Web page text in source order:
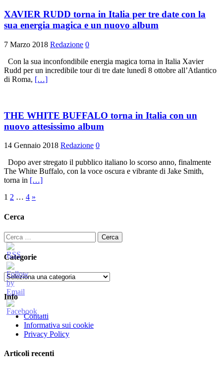
XAVIER RUDD torna in Italia per tre date con la
sua energia magica e un nuovo album
7 Marzo 2018 Redazione 0
Con la sua inconfondibile energia magica torna in Italia Xavier
Rudd per un incredibile tour di tre date lunedì 8 ottobre all’Atlantico
di Roma, […]
THE WHITE BUFFALO torna in Italia con un
nuovo attesissimo album
14 Gennaio 2018 Redazione 0
Dopo aver stregato il pubblico italiano lo scorso anno, finalmente
The White Buffalo, con la voce oscura e vibrante di Jake Smith,
torna in […]
Paginazione
degli
1 2 … 4 »
Cerca
Ricerca
per:
Categorie
Categorie
Info
Contatti
Informativa sui cookie
Privacy Policy
Articoli recenti